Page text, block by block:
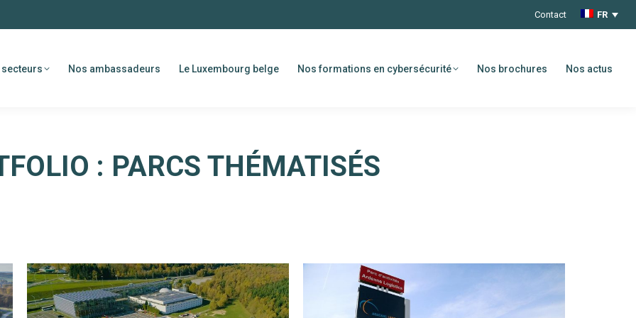
Contact FR
secteurs Nos ambassadeurs Le Luxembourg belge Nos formations en cybersécurité Nos brochures Nos actus
: PARCS THÉMATISÉS